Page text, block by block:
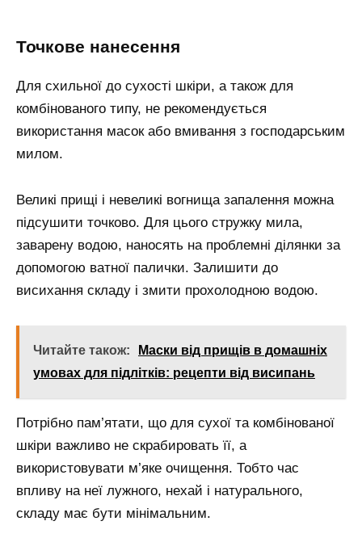
Точкове нанесення
Для схильної до сухості шкіри, а також для
комбінованого типу, не рекомендується
використання масок або вмивання з господарським
милом.
Великі прищі і невеликі вогнища запалення можна
підсушити точково. Для цього стружку мила,
заварену водою, наносять на проблемні ділянки за
допомогою ватної палички. Залишити до
висихання складу і змити прохолодною водою.
Читайте також:
Маски від прищів в домашніх
умовах для підлітків: рецепти від висипань
Потрібно пам’ятати, що для сухої та комбінованої
шкіри важливо не скрабировать її, а
використовувати м’яке очищення. Тобто час
впливу на неї лужного, нехай і натурального,
складу має бути мінімальним.